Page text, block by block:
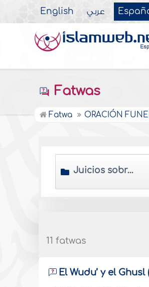
English عربي
Fatwas
Fatwa ORACIÓN
Juicios sobre lavar al fallecido
11 fatwas
El Wudu’ y el